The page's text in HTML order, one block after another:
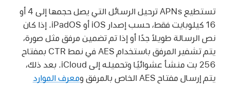
تستطيع APNs ترحيل الرسائل التي يصل حجمها إلى 4 أو
16 كيلوبايت فقط، حسب إصدار iOS أو iPadOS. إذا كان
نص الرسالة طويلاً جدًا أو إذا تم تضمين مرفق مثل صورة،
يتم تشفير المرفق باستخدام AES في نمط CTR بمفتاح
256 بت منشأ عشوائيًا وتحميله إلى iCloud. بعد ذلك،
يتم إرسال مفتاح AES الخاص بالمرفق و
معرف الموارد